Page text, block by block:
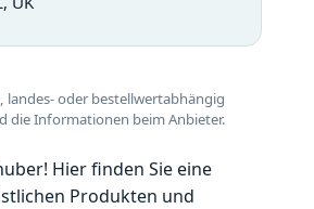
oder bestellwertabhängig
die Informationen beim Anbieter.
Hier finden Sie eine
Produkten und